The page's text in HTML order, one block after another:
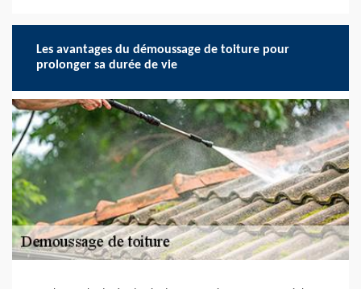
Les avantages du démoussage de toiture pour
prolonger sa durée de vie